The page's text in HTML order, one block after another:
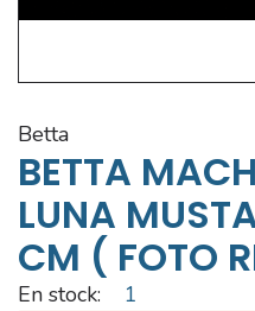
betta
BETTA
LUNA
CM ( FOTO
En stock: 1